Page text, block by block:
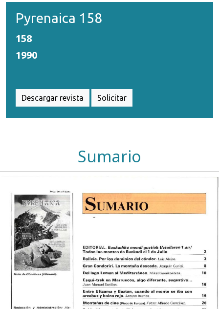
Pyrenaica 158
158
1990
Descargar revista Solicitar
Sumario